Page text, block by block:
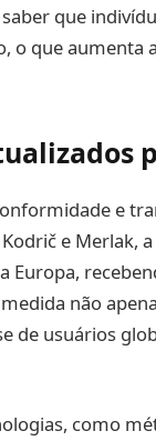
que
o que aumenta
e
e Merlak,
não
de usuários
como